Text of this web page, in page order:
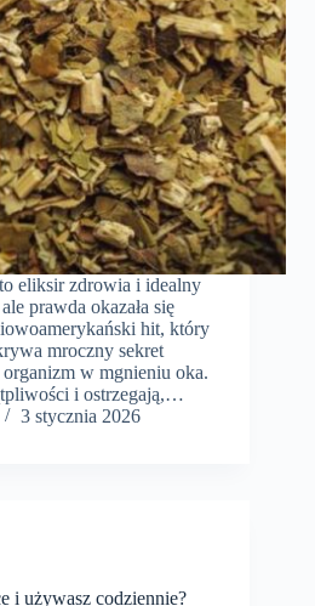
eliksir zdrowia i idealny
prawda okazała się
hit, który
mroczny sekret
w mgnieniu oka.
i ostrzegają,…
3 stycznia 2026
i używasz codziennie?